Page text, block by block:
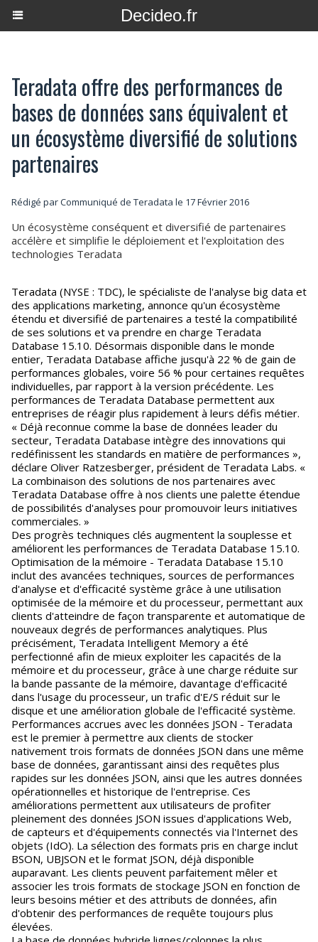
Decideo.fr
Teradata offre des performances de
bases de données sans équivalent et
un écosystème diversifié de solutions
partenaires
Rédigé par Communiqué de Teradata le 17 Février 2016
Un écosystème conséquent et diversifié de partenaires
accélère et simplifie le déploiement et l'exploitation des
technologies Teradata
Teradata (NYSE : TDC), le spécialiste de l'analyse big data et
des applications marketing, annonce qu'un écosystème
étendu et diversifié de partenaires a testé la compatibilité
de ses solutions et va prendre en charge Teradata
Database 15.10. Désormais disponible dans le monde
entier, Teradata Database affiche jusqu'à 22 % de gain de
performances globales, voire 56 % pour certaines requêtes
individuelles, par rapport à la version précédente. Les
performances de Teradata Database permettent aux
entreprises de réagir plus rapidement à leurs défis métier.
« Déjà reconnue comme la base de données leader du
secteur, Teradata Database intègre des innovations qui
redéfinissent les standards en matière de performances »,
déclare Oliver Ratzesberger, président de Teradata Labs. «
La combinaison des solutions de nos partenaires avec
Teradata Database offre à nos clients une palette étendue
de possibilités d'analyses pour promouvoir leurs initiatives
commerciales. »
Des progrès techniques clés augmentent la souplesse et
améliorent les performances de Teradata Database 15.10.
Optimisation de la mémoire - Teradata Database 15.10
inclut des avancées techniques, sources de performances
d'analyse et d'efficacité système grâce à une utilisation
optimisée de la mémoire et du processeur, permettant aux
clients d'atteindre de façon transparente et automatique de
nouveaux degrés de performances analytiques. Plus
précisément, Teradata Intelligent Memory a été
perfectionné afin de mieux exploiter les capacités de la
mémoire et du processeur, grâce à une charge réduite sur
la bande passante de la mémoire, davantage d'efficacité
dans l'usage du processeur, un trafic d'E/S réduit sur le
disque et une amélioration globale de l'efficacité système.
Performances accrues avec les données JSON - Teradata
est le premier à permettre aux clients de stocker
nativement trois formats de données JSON dans une même
base de données, garantissant ainsi des requêtes plus
rapides sur les données JSON, ainsi que les autres données
opérationnelles et historique de l'entreprise. Ces
améliorations permettent aux utilisateurs de profiter
pleinement des données JSON issues d'applications Web,
de capteurs et d'équipements connectés via l'Internet des
objets (IdO). La sélection des formats pris en charge inclut
BSON, UBJSON et le format JSON, déjà disponible
auparavant. Les clients peuvent parfaitement mêler et
associer les trois formats de stockage JSON en fonction de
leurs besoins métier et des attributs de données, afin
d'obtenir des performances de requête toujours plus
élevées.